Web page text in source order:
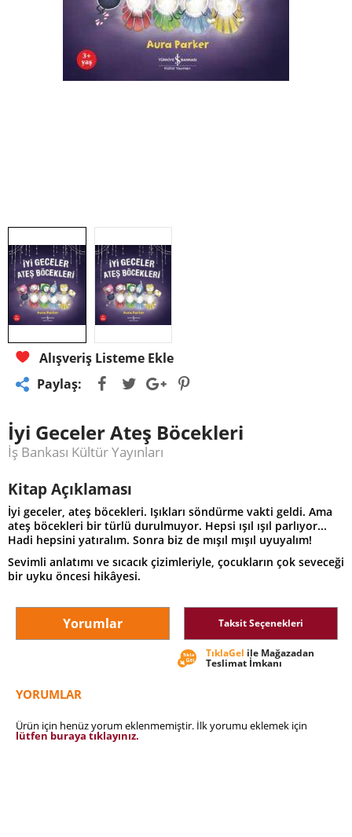
Alışveriş Listeme Ekle
Paylaş:
İyi Geceler Ateş Böcekleri
İş Bankası Kültür Yayınları
Kitap Açıklaması
İyi geceler, ateş böcekleri. Işıkları söndürme vakti geldi. Ama
ateş böcekleri bir türlü durulmuyor. Hepsi ışıl ışıl parlıyor...
Hadi hepsini yatıralım. Sonra biz de mışıl mışıl uyuyalım!
Sevimli anlatımı ve sıcacık çizimleriyle, çocukların çok seveceği
bir uyku öncesi hikâyesi.
Yorumlar Taksit Seçenekleri
TıklaGel ile Mağazadan
Teslimat İmkanı
YORUMLAR
Ürün için henüz yorum eklenmemiştir. İlk yorumu eklemek için
lütfen buraya tıklayınız.